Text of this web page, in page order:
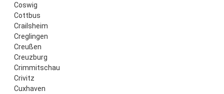
Coswig
Cottbus
Crailsheim
Creglingen
Creußen
Creuzburg
Crimmitschau
Crivitz
Cuxhaven